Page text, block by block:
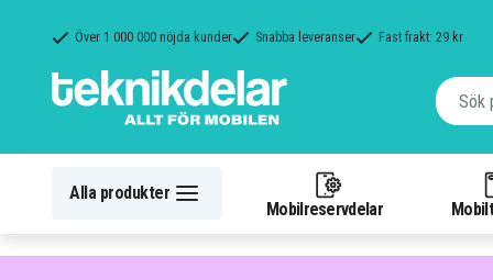
Över 1 000 000 nöjda kunder Snabba leveranser Fast frakt: 29 kr
Alla produkter
Mobilreservdelar